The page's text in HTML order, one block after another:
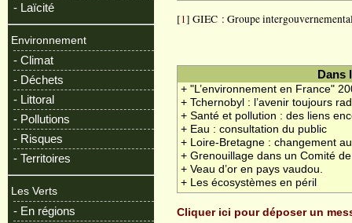
- Laïcité
Environnement
- Climat
- Déchets
- Littoral
- Pollutions
- Risques
- Territoires
Les Verts
- En régions
[1] GIEC : Groupe
Dans
+ "L’environnement en France"
+ Tchernobyl : l’avenir toujours
+ Santé et pollution : des liens
+ Eau : consultation du public
+ Loire-Bretagne : changement
+ Grenouillage dans un Comité
+ Veau d’or en pays vaudou.
+ Les écosystèmes en péril
Cliquer ici pour déposer un